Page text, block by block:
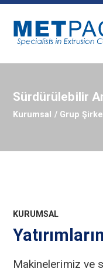
Sürdürülebilir
Kurumsal / Grup
KURUMSAL
Makinelerimiz ve